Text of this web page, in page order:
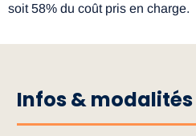
soit 58% du coût pris en charge.
Infos &